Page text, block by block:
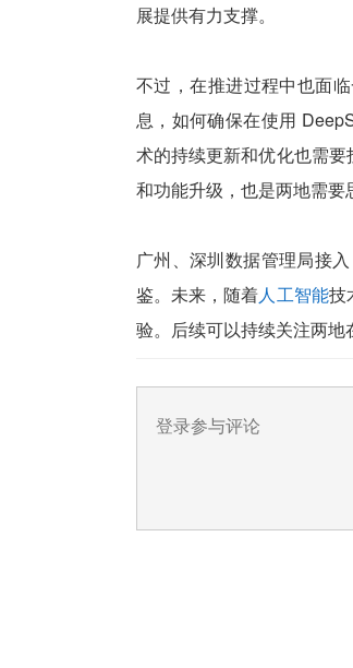
展提供有力支撑。
不过，在推进过程中也面
息，如何确保在使用
术的持续更新和优化也需
和功能升级，也是两地需要
广州、深圳数据管理局接
鉴。未来，随着人工智能技
验。后续可以持续关注两地